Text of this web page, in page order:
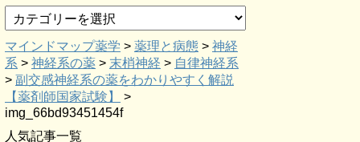
マインドマップ薬学 > 薬理と病態 > 神経
系 > 神経系の薬 > 末梢神経 > 自律神経系
> 副交感神経系の薬をわかりやすく解説
【薬剤師国家試験】
>
img_66bd93451454f
人気記事一覧